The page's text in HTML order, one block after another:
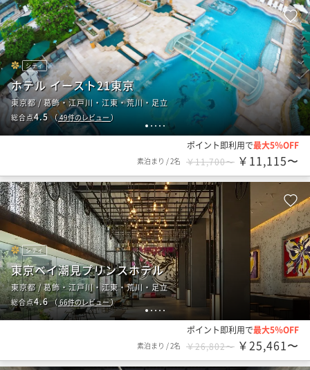
1 2 3 4 5
シティ
ホテル イースト21東京
東京都 / 葛飾・江戸川・江東・荒川・足立
総合点4.5 （49件のレビュー）
ポイント即利用で最大5％OFF
素泊まり /2名 ￥11,700〜 ￥11,115〜
1 2 3 4 5
シティ
東京ベイ潮見プリンスホテル
東京都 / 葛飾・江戸川・江東・荒川・足立
総合点4.6（ 66件のレビュー）
ポイント即利用で最大5％OFF
素泊まり /2名 ￥26,802〜 ￥25,461〜